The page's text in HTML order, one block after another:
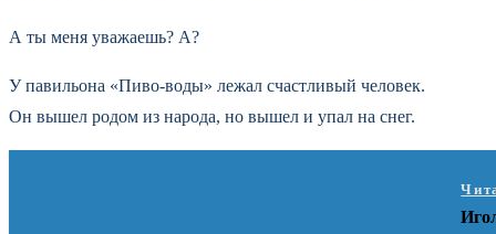
А ты меня уважаешь? А?
У павильона «Пиво-воды» лежал счастливый человек.
Он вышел родом из народа, но вышел и упал на снег.